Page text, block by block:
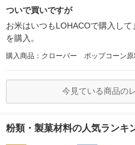
ついで買いですが
お米はいつもLOHACOで購入し
を購入。
購入商品：クローバー ポップコーン
今見ている商品の
粉類・製菓材料の人気ランキ